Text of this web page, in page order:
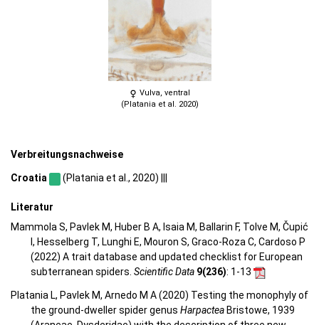
Vulva, ventral
(Platania et al. 2020)
Verbreitungsnachweise
Croatia (Platania et al., 2020) |||
Literatur
Mammola S, Pavlek M, Huber B A, Isaia M, Ballarin F, Tolve M, Čupić
I, Hesselberg T, Lunghi E, Mouron S, Graco-Roza C, Cardoso P
(2022) A trait database and updated checklist for European
subterranean spiders. Scientific Data 9(236): 1-13
Platania L, Pavlek M, Arnedo M A (2020) Testing the monophyly of
the ground-dweller spider genus Harpactea Bristowe, 1939